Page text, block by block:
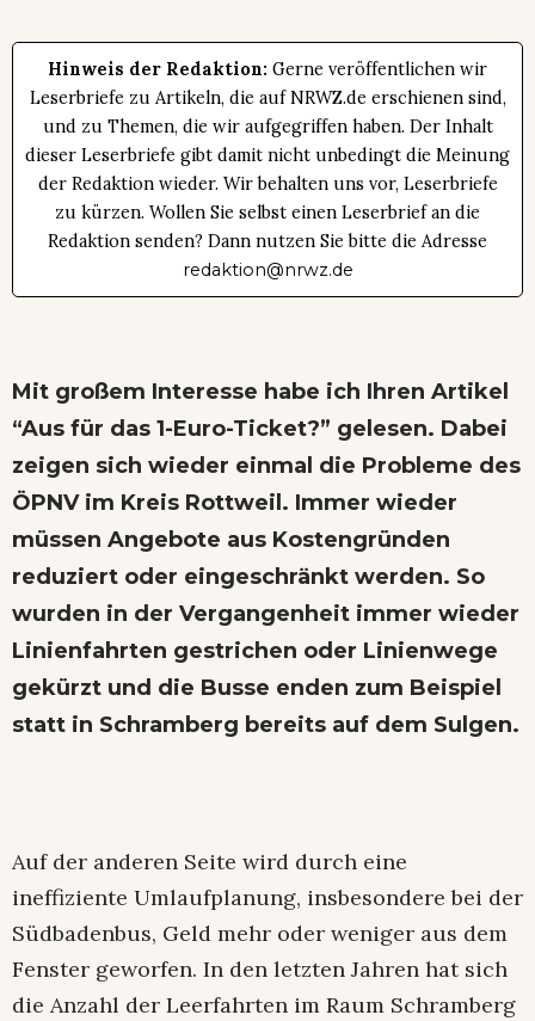
Hinweis der Redaktion: Gerne veröffentlichen wir
Leserbriefe zu Artikeln, die auf NRWZ.de erschienen sind,
und zu Themen, die wir aufgegriffen haben. Der Inhalt
dieser Leserbriefe gibt damit nicht unbedingt die Meinung
der Redaktion wieder. Wir behalten uns vor, Leserbriefe
zu kürzen. Wollen Sie selbst einen Leserbrief an die
Redaktion senden? Dann nutzen Sie bitte die Adresse
redaktion@nrwz.de
Mit großem Interesse habe ich Ihren Artikel
“Aus für das 1-Euro-Ticket?” gelesen. Dabei
zeigen sich wieder einmal die Probleme des
ÖPNV im Kreis Rottweil. Immer wieder
müssen Angebote aus Kostengründen
reduziert oder eingeschränkt werden. So
wurden in der Vergangenheit immer wieder
Linienfahrten gestrichen oder Linienwege
gekürzt und die Busse enden zum Beispiel
statt in Schramberg bereits auf dem Sulgen.
Auf der anderen Seite wird durch eine
ineffiziente Umlaufplanung, insbesondere bei der
Südbadenbus, Geld mehr oder weniger aus dem
Fenster geworfen. In den letzten Jahren hat sich
die Anzahl der Leerfahrten im Raum Schramberg